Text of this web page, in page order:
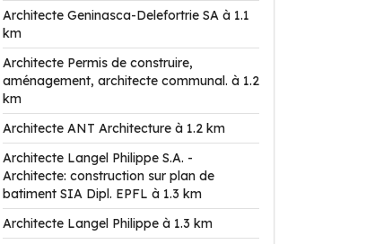
Architecte Geninasca-Delefortrie SA à 1.1
km
Architecte Permis de construire,
aménagement, architecte communal. à 1.2
km
Architecte ANT Architecture à 1.2 km
Architecte Langel Philippe S.A. -
Architecte: construction sur plan de
batiment SIA Dipl. EPFL à 1.3 km
Architecte Langel Philippe à 1.3 km